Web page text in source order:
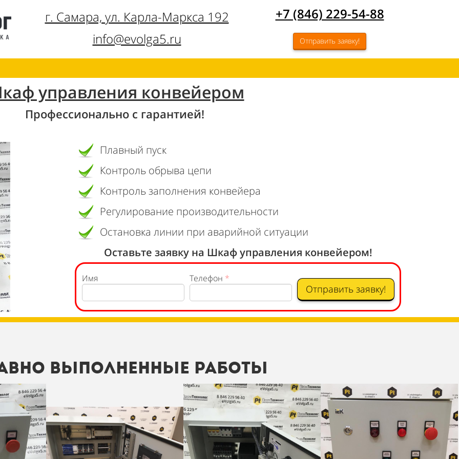
г. Самара, ул. Карла-Маркса 192
info@evolga5.ru
+7 (846) 229-54-88
Отправить заявку!
управления конвейером
Профессионально с гарантией!
Плавный пуск
Контроль обрыва цепи
Контроль заполнения конвейера
Регулирование производительности
Остановка линии при аварийной ситуации
Оставьте заявку на Шкаф управления конвейером!
Имя Телефон *
Отправить заявку!
выполненные работы